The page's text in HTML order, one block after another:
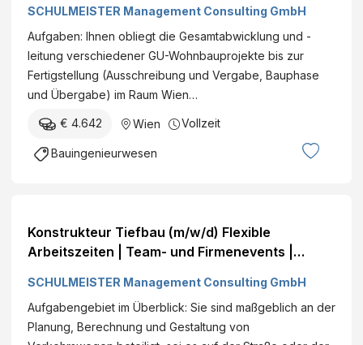
SCHULMEISTER Management Consulting GmbH
Aufgaben: Ihnen obliegt die Gesamtabwicklung und -
leitung verschiedener GU-Wohnbauprojekte bis zur
Fertigstellung (Ausschreibung und Vergabe, Bauphase
und Übergabe) im Raum Wien…
€ 4.642 Wien Vollzeit
Bauingenieurwesen
Konstrukteur Tiefbau (m/w/d) Flexible
Arbeitszeiten | Team- und Firmenevents |
SCHULMEISTER Management Consulting GmbH
Aufgabengebiet im Überblick: Sie sind maßgeblich an der
Planung, Berechnung und Gestaltung von